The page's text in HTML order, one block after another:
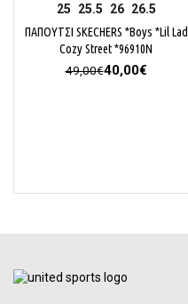
25
25.5 26 26.5
ΠΑΠΟΥΤΣΙ SKECHERS *Boys *Lil Lad
Cozy Street *96910N
49,00€Original
40,00€Η